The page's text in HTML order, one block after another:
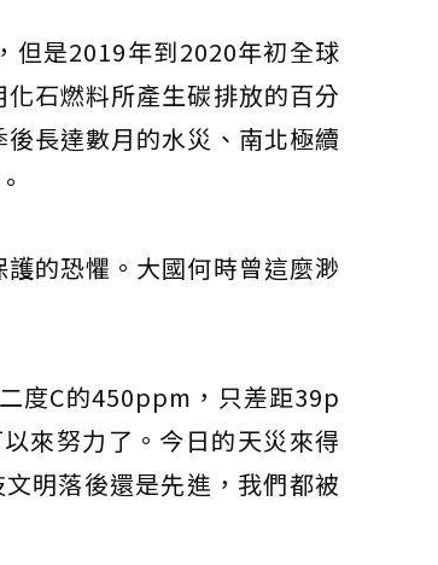
但是2019年到2020年初全球
石燃料所產生碳排放的百分
長達數月的水災、南北極續
的恐懼。大國何時曾這麼渺
度C的450ppm，只差距39p
來努力了。今日的天災來得
明落後還是先進，我們都被